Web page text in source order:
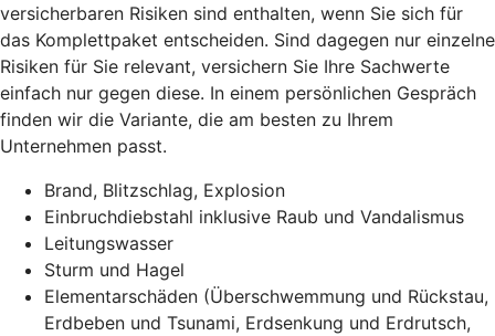
versicherbaren Risiken sind enthalten, wenn Sie sich für
das Komplettpaket entscheiden. Sind dagegen nur einzelne
Risiken für Sie relevant, versichern Sie Ihre Sachwerte
einfach nur gegen diese. In einem persönlichen Gespräch
finden wir die Variante, die am besten zu Ihrem
Unternehmen passt.
Brand, Blitzschlag, Explosion
Einbruchdiebstahl inklusive Raub und Vandalismus
Leitungswasser
Sturm und Hagel
Elementarschäden (Überschwemmung und Rückstau,
Erdbeben und Tsunami, Erdsenkung und Erdrutsch,